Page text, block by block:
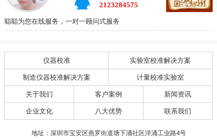
2123284575
聪聪为您在线服务，一对一顾问式服务
仪器校准 实验室校准解决方案
制造仪器校准解决方案 计量校准实验室
关于我们 客户案例 新闻资讯
企业文化 八大优势 联系我们
地址：深圳市宝安区燕罗街道塘下涌社区洋涌工业路4号